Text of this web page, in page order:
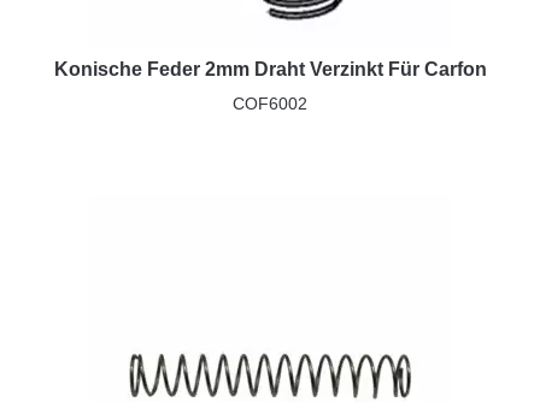
Konische Feder 2mm Draht Verzinkt Für Carfon
COF6002